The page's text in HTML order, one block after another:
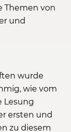
Themen von
und
wurde
wie vom
Lesung
ersten und
zu diesem